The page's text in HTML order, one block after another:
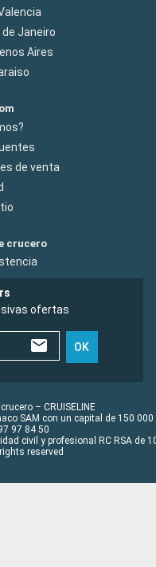
Janeiro
Aires
de venta
crucero
ofertas
OK
– CRUISELINE
SAM con un capital de 150 000
97 84 50
civil y profesional RC RSA de
reserved